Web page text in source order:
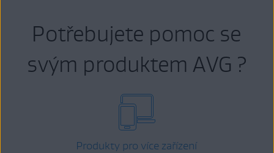
Potřebujete pomoc se
svým produktem AVG ?
Produkty pro více zařízení